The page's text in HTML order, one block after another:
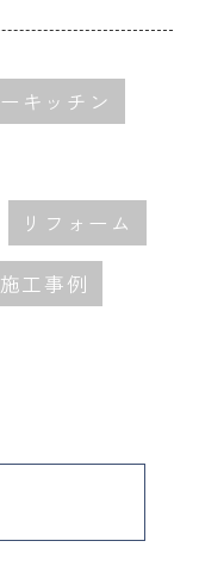
キッチン
リフォーム
施工事例